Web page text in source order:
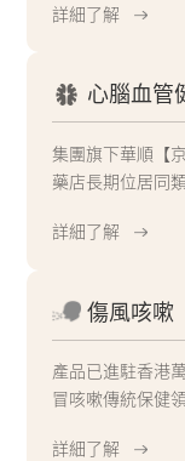
詳細了解
心腦血管
集團旗下華順【
藥店長期位居同
詳細了解
傷風咳嗽
產品已進駐香港
冒咳嗽傳統保健
詳細了解